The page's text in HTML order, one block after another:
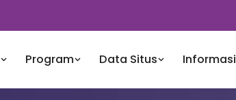
Program Data Situs Informasi